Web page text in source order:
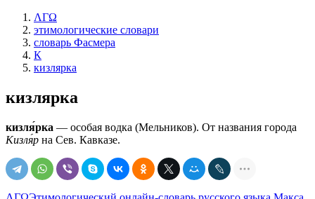
ΛΓΩ
этимологические словари
словарь Фасмера
К
кизлярка
кизлярка
кизля́рка — особая водка (Мельников). От названия города
Кизля́р на Сев. Кавказе.